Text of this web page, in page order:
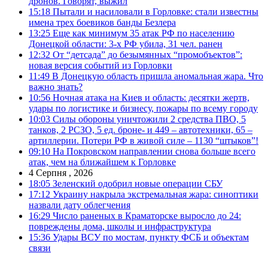
15:18 Пытали и насиловали в Горловке: стали известны
имена трех боевиков банды Безлера
13:25 Еще как минимум 35 атак РФ по населению
Донецкой области: 3-х РФ убила, 31 чел. ранен
12:32 От “детсада” до безымянных “промобъектов”:
новая версия событий из Горловки
11:49 В Донецкую область пришла аномальная жара. Что
важно знать?
10:56 Ночная атака на Киев и область: десятки жертв,
удары по логистике и бизнесу, пожары по всему городу
10:03 Силы обороны уничтожили 2 средства ПВО, 5
танков, 2 РСЗО, 5 ед. броне- и 449 – автотехники, 65 –
артиллерии. Потери РФ в живой силе – 1130 “штыков”!
09:10 На Покровском направлении снова больше всего
атак, чем на ближайшем к Горловке
4 Серпня , 2026
18:05 Зеленский одобрил новые операции СБУ
17:12 Украину накрыла экстремальная жара: синоптики
назвали дату облегчения
16:29 Число раненых в Краматорске выросло до 24:
повреждены дома, школы и инфраструктура
15:36 Удары ВСУ по мостам, пункту ФСБ и объектам
связи